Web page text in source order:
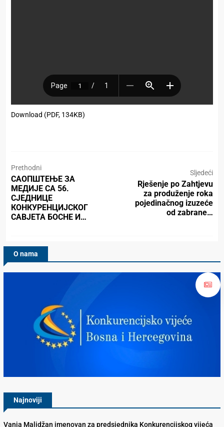
Download (PDF, 134KB)
Prethodni
САОПШТЕЊЕ ЗА
МЕДИЈЕ СА 56.
СЈЕДНИЦЕ
КОНКУРЕНЦИЈСКОГ
САВЈЕТА БОСНЕ И…
Sljedeći
Rješenje po Zahtjevu
za produženje roka
pojedinačnog izuzeće
od zabrane…
O nama
Najnoviji
Vanja Malidžan imenovan za predsjednika Konkurencijskog vijeća